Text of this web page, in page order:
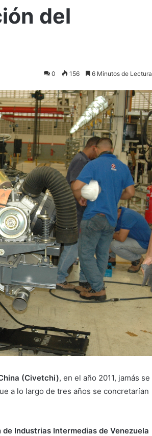
del
0 156 6 Minutos de Lectura
(Civetchi), en el año 2011, jamás se
a lo largo de tres años se concretarían
Industrias Intermedias de Venezuela